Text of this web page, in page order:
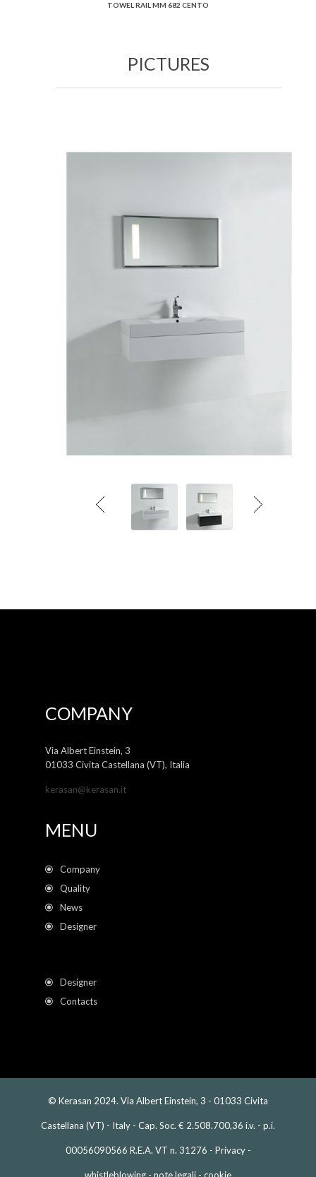
TOWEL RAIL MM 682 CENTO
PICTURES
COMPANY
Via Albert Einstein, 3
01033 Civita Castellana (VT), Italia
kerasan@kerasan.it
MENU
Company
Quality
News
Designer
Designer
Contacts
© Kerasan 2024. Via Albert Einstein, 3 - 01033 Civita
Castellana (VT) - Italy - Cap. Soc. € 2.508.700,36 i.v. - p.i.
00056090566 R.E.A. VT n. 31276 - Privacy-